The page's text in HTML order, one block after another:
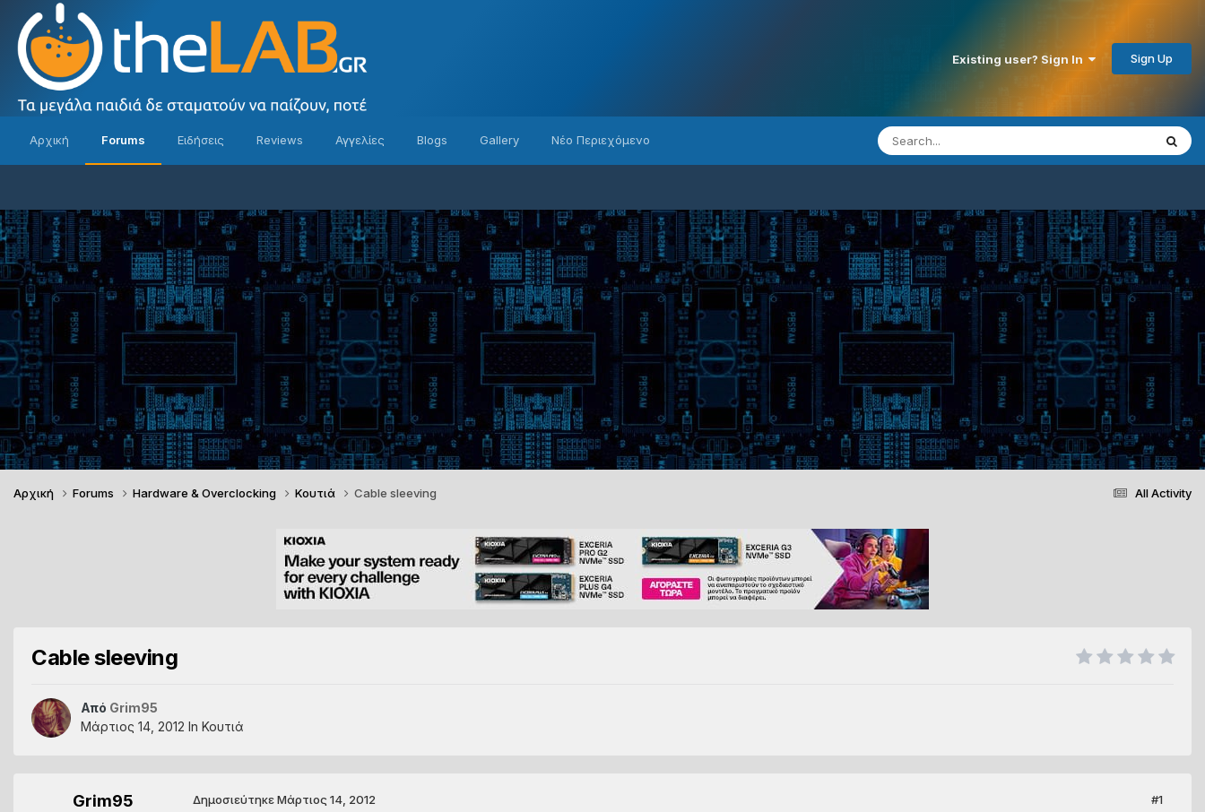
Existing user? Sign In Sign Up
Αρχική Forums Ειδήσεις Reviews Αγγελίες Blogs Gallery Νέο Περιεχόμενο
All Activity
Αρχική Forums Hardware & Overclocking Κουτιά Cable sleeving
Cable sleeving
Από Grim95
Μάρτιος 14, 2012 In Κουτιά
Grim95 #1
ΔημοσιεύτηκεΜάρτιος 14, 2012